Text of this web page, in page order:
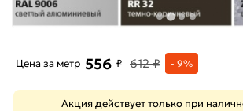
Цена за метр 556 ₽ 612 ₽ - 9%
Акция действует только при